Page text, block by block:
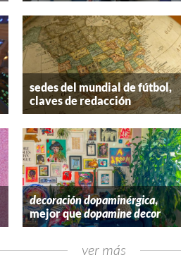
sedes del mundial de fútbol,
claves de redacción
decoración dopaminérgica,
mejor quedopamine decor
ver más